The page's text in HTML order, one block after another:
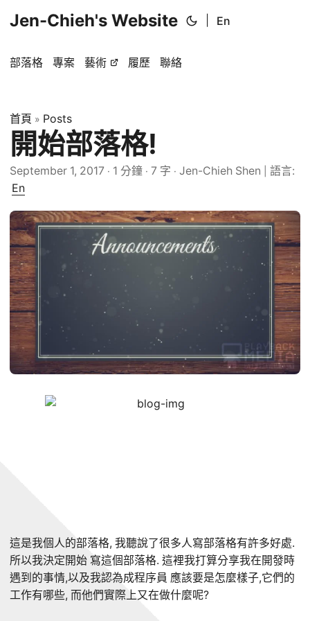
Jen-Chieh's Website En
部落格 專案 藝術 履歷 聯絡
首頁 » Posts
開始部落格!
September 1, 2017 · 1 分鐘 · 7 字 · Jen-Chieh Shen
語言:
En
這是我個人的部落格, 我聽說了很多人寫部落格有許多好處.
所以我決定開始 寫這個部落格. 這裡我打算分享我在開發時
遇到的事情,以及我認為成程序員 應該要是怎麼樣子,它們的
工作有哪些, 而他們實際上又在做什麼呢?